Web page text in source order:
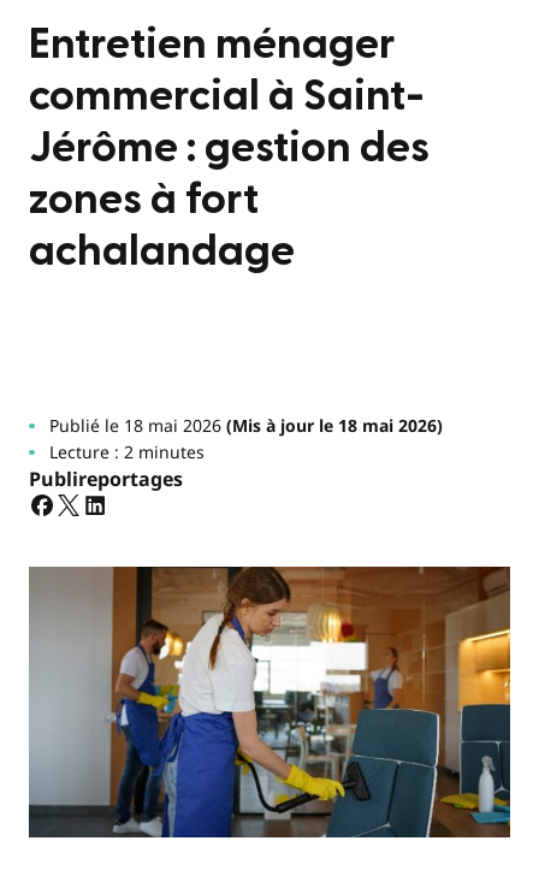
Entretien ménager
commercial à Saint-
Jérôme : gestion des
zones à fort
achalandage
Publié le 18 mai 2026(Mis à jour le 18 mai 2026)
Lecture : 2 minutes
Publireportages